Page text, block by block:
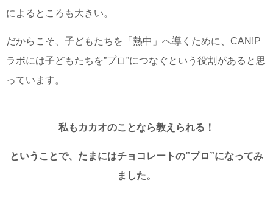
によるところも大きい。
だからこそ、子どもたちを「熱中」へ導くために、 CAN!P
ラボには子どもたちを”プロ”につなぐという役割があると思
っています。
私もカカオのことなら教えられる！
ということで、たまにはチョコレートの”プロ”になってみ
ました。